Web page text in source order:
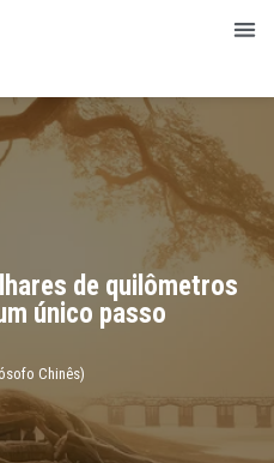
de quilômetros
único passo
Chinês)